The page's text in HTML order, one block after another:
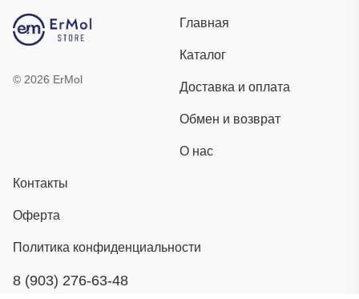
© 2026 ErMol
Главная
Каталог
Доставка и оплата
Обмен и возврат
О нас
Контакты
Оферта
Политика конфиденциальности
8 (903) 276-63-48